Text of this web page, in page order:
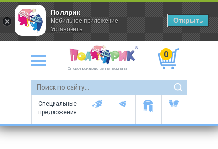
Оптово-производственная компания
0
Специальные
предложения
Полярик
Мобильное приложение
Установить
Открыть